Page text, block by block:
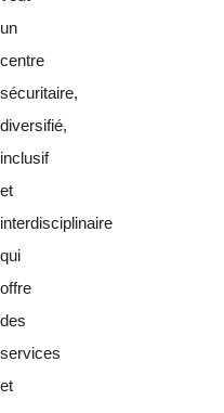
un
centre
sécuritaire,
diversifié,
inclusif
et
interdisciplinaire
qui
offre
des
services
et